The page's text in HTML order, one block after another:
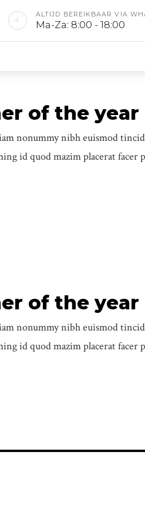
ALTIJD BEREIKBAAR VIA
Ma-Za: 8:00 - 18:00
of the year
nonummy nibh euismod
id quod mazim placerat facer
of the year
nonummy nibh euismod
id quod mazim placerat facer